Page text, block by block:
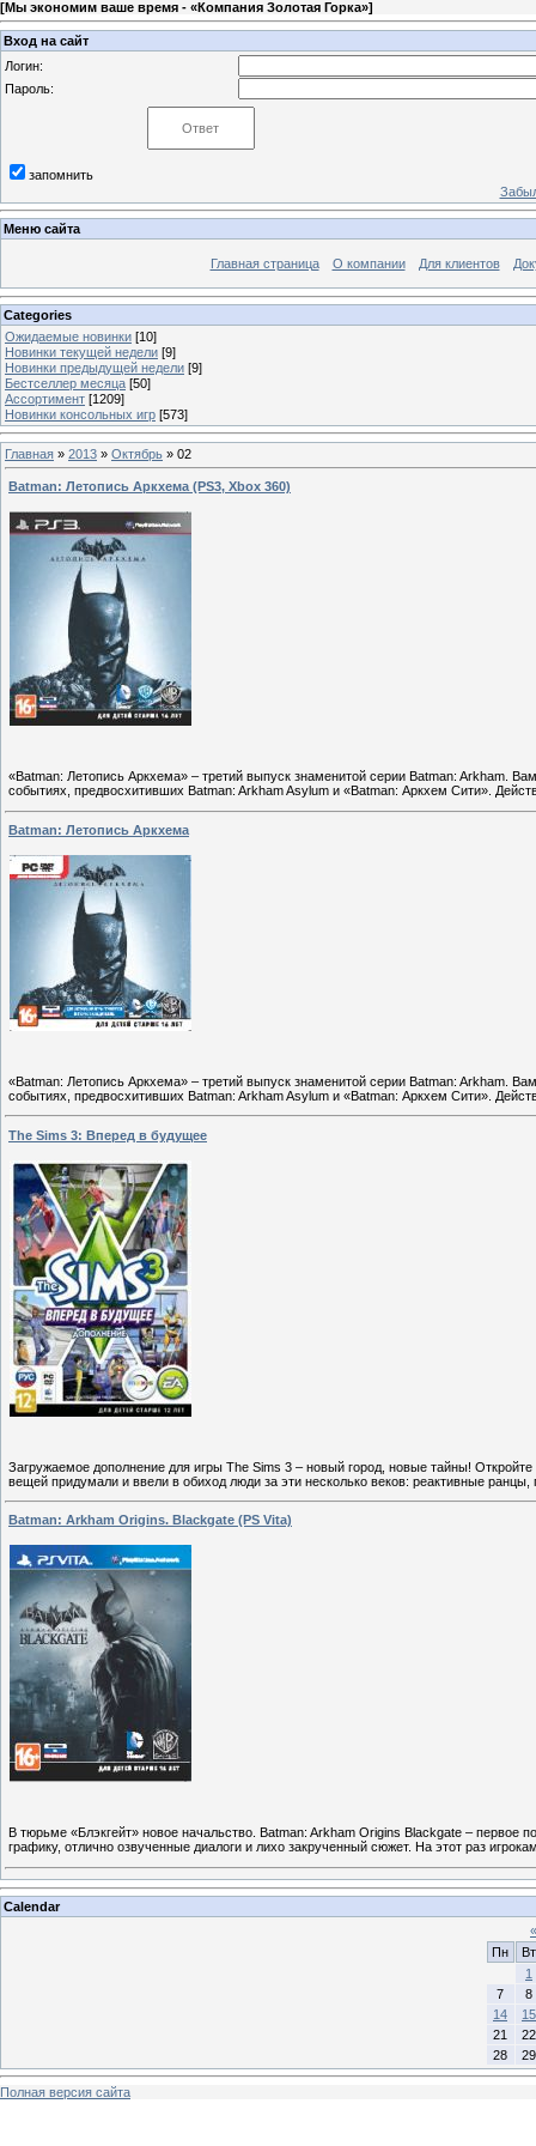
[Мы экономим ваше время - «Компания Золотая Горка»]
Вход на сайт
Логин:
Пароль:
запомнить
Меню сайта
Главная страница О компании Для клиентов
Categories
Ожидаемые новинки [10]
Новинки текущей недели [9]
Новинки предыдущей недели [9]
Бестселлер месяца [50]
Ассортимент [1209]
Новинки консольных игр [573]
Главная » 2013 » Октябрь » 02
Batman: Летопись Аркхема (PS3, Xbox 360)
«Batman: Летопись Аркхема» – третий выпуск знаменитой серии Batman: Arkham.
событиях, предвосхитивших Batman: Arkham Asylum и «Batman: Аркхем Сити».
Batman: Летопись Аркхема
«Batman: Летопись Аркхема» – третий выпуск знаменитой серии Batman: Arkham.
событиях, предвосхитивших Batman: Arkham Asylum и «Batman: Аркхем Сити».
The Sims 3: Вперед в будущее
Загружаемое дополнение для игры The Sims 3 – новый город, новые тайны!
вещей придумали и ввели в обиход люди за эти несколько веков: реактивные
Batman: Arkham Origins. Blackgate (PS Vita)
В тюрьме «Блэкгейт» новое начальство. Batman: Arkham Origins Blackgate –
графику, отлично озвученные диалоги и лихо закрученный сюжет. На этот раз
Calendar
«
Пн
Вт
1
7
8
14
15
21
22
28
29
Полная версия сайта